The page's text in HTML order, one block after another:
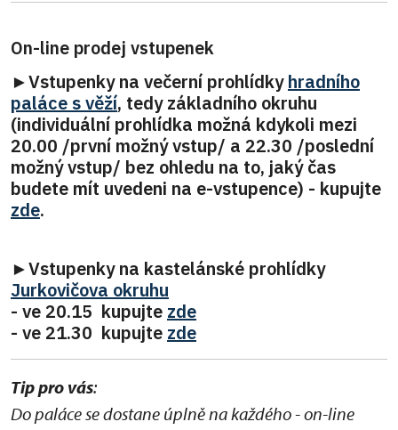
On-line prodej vstupenek
►Vstupenky na večerní prohlídkyhradního
paláce s věží, tedy základního okruhu
(individuální prohlídka možná kdykoli mezi
20.00 /první možný vstup/ a 22.30 /poslední
možný vstup/ bez ohledu na to, jaký čas
budete mít uvedeni na e-vstupence) - kupujte
zde.
►Vstupenky na kastelánské prohlídky
Jurkovičova okruhu
- ve 20.15 kupujte zde
- ve 21.30 kupujte zde
Tip pro vás:
Do paláce se dostane úplně na každého - on-line